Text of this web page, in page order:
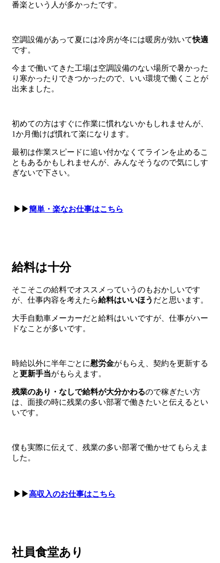
番楽という人が多かったです。
空調設備があって夏には冷房が冬には暖房が効いて快適
です。
今まで働いてきた工場は空調設備のない場所で暑かった
り寒かったりできつかったので、いい環境で働くことが
出来ました。
初めての方はすぐに作業に慣れないかもしれませんが、
1か月働けば慣れて楽になります。
最初は作業スピードに追い付かなくてラインを止めるこ
ともあるかもしれませんが、みんなそうなので気にしす
ぎないで下さい。
▶▶簡単・楽なお仕事はこちら
給料は十分
そこそこの給料でオススメっていうのもおかしいです
が、仕事内容を考えたら給料はいいほう だと思います。
大手自動車メーカーだと給料はいいですが、仕事がハー
ドなことが多いです。
時給以外に半年ごとに慰労金がもらえ、契約を更新する
と更新手当がもらえます。
残業のあり・なしで給料が大分かわるので稼ぎたい方
は、面接の時に残業の多い部署で働きたいと伝えるとい
いです。
僕も実際に伝えて、残業の多い部署で働かせてもらえま
した。
▶▶高収入のお仕事はこちら
社員食堂あり